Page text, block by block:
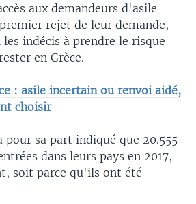
aux demandeurs d'asile
rejet de leur demande,
indécis à prendre le risque
en Grèce.
: asile incertain ou renvoi aidé,
choisir
pour sa part indiqué que 20.555
dans leurs pays en 2017,
soit parce qu'ils ont été